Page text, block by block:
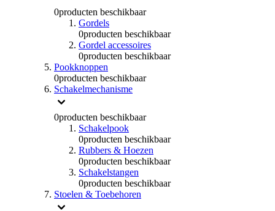
0producten beschikbaar
Gordels
0producten beschikbaar
Gordel accessoires
0producten beschikbaar
Pookknoppen
0producten beschikbaar
Schakelmechanisme
0producten beschikbaar
Schakelpook
0producten beschikbaar
Rubbers & Hoezen
0producten beschikbaar
Schakelstangen
0producten beschikbaar
Stoelen & Toebehoren